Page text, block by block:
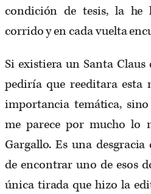
condición de tesis, la he
corrido y en cada vuelta
Si existiera un Santa
pediría que reeditara esta
importancia temática,
me parece por mucho lo
Gargallo. Es una
de encontrar uno de esos
única tirada que hizo la